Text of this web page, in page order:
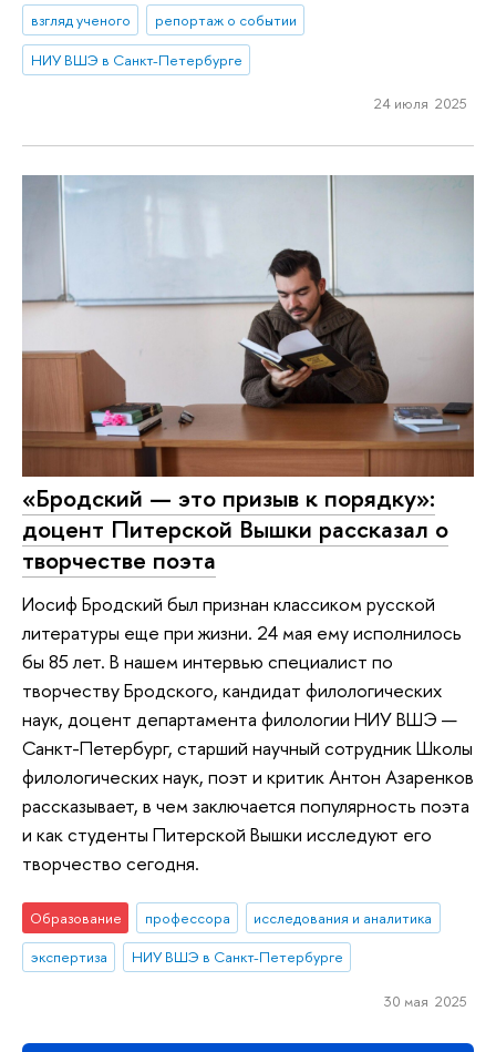
взгляд ученого
репортаж о событии
НИУ ВШЭ в Санкт-Петербурге
24 июля 2025
«Бродский — это призыв к порядку»:
доцент Питерской Вышки рассказал о
творчестве поэта
Иосиф Бродский был признан классиком русской
литературы еще при жизни. 24 мая ему исполнилось
бы 85 лет. В нашем интервью специалист по
творчеству Бродского, кандидат филологических
наук, доцент департамента филологии НИУ ВШЭ —
Санкт-Петербург, старший научный сотрудник Школы
филологических наук, поэт и критик Антон Азаренков
рассказывает, в чем заключается популярность поэта
и как студенты Питерской Вышки исследуют его
творчество сегодня.
Образование профессора
исследования и аналитика
экспертиза
НИУ ВШЭ в Санкт-Петербурге
30 мая 2025